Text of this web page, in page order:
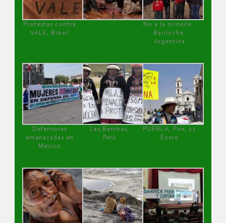
Protestas contra
VALE, Brasil
No a la minería ,
Bariloche,
Argentina
Defensoras
amenazadas en
México
Las Bambas,
Perú
PUEBLA, Pue, 27
Enero